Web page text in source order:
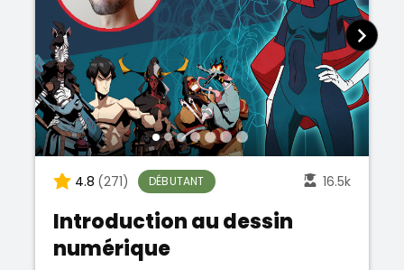
4.8 (271) DÉBUTANT 16.5k
Introduction au dessin
numérique